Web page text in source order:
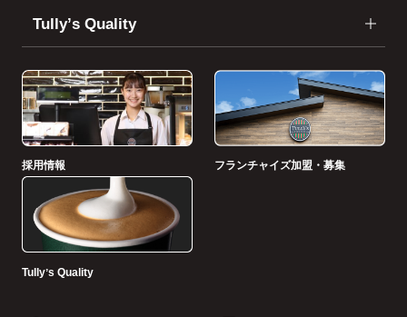
Tullyʼs Quality
採用情報 フランチャイズ加盟・募集
Tullyʼs Quality